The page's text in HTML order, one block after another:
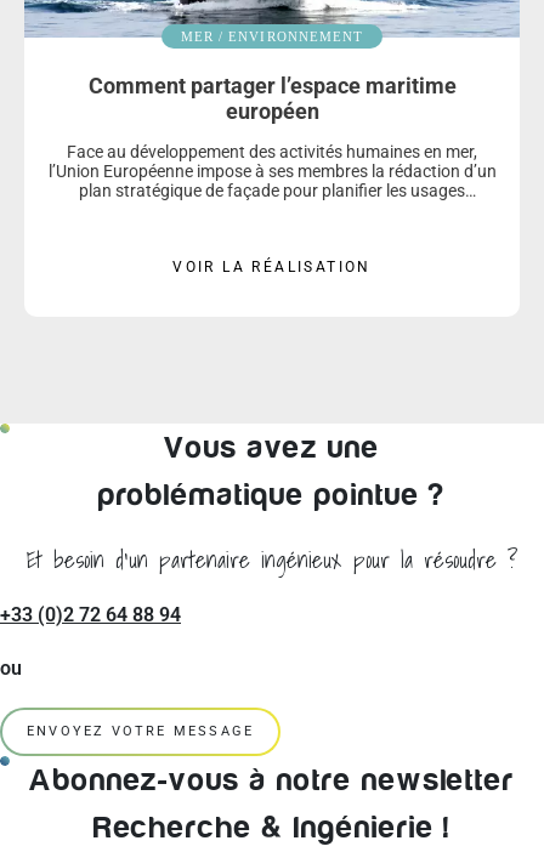
MER / ENVIRONNEMENT
Comment partager l’espace maritime
européen
Face au développement des activités humaines en mer,
l’Union Européenne impose à ses membres la rédaction d’un
plan stratégique de façade pour planifier les usages
VOIR LA RÉALISATION
Vous avez une
problématique pointue ?
Et besoin d'un partenaire ingénieux pour la résoudre ?
+33 (0)2 72 64 88 94
ou
ENVOYEZ VOTRE MESSAGE
Abonnez-vous à notre newsletter
Recherche & Ingénierie !